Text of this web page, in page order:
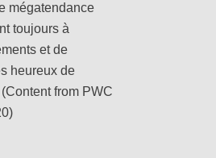
mégatendance
toujours à
et de
heureux de
from PWC